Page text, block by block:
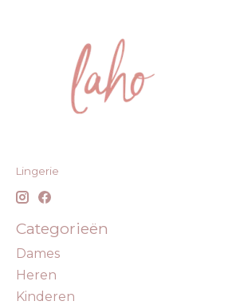
Lingerie
Categorieën
Dames
Heren
Kinderen